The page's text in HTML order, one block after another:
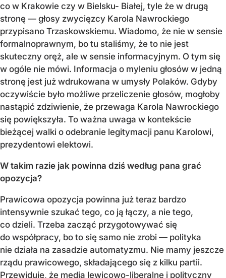
co w Krakowie czy w Bielsku- Białej, tyle że w drugą
stronę — głosy zwycięzcy Karola Nawrockiego
przypisano Trzaskowskiemu. Wiadomo, że nie w sensie
formalnoprawnym, bo tu staliśmy, że to nie jest
skuteczny oręż, ale w sensie informacyjnym. O tym się
w ogóle nie mówi. Informacja o myleniu głosów w jedną
stronę jest już wdrukowana w umysły Polaków. Gdyby
oczywiście było możliwe przeliczenie głosów, mogłoby
nastąpić zdziwienie, że przewaga Karola Nawrockiego
się powiększyła. To ważna uwaga w kontekście
bieżącej walki o odebranie legitymacji panu Karolowi,
prezydentowi elektowi.
W takim razie jak powinna dziś według pana grać
opozycja?
Prawicowa opozycja powinna już teraz bardzo
intensywnie szukać tego, co ją łączy, a nie tego,
co dzieli. Trzeba zacząć przygotowywać się
do współpracy, bo to się samo nie zrobi — polityka
nie działa na zasadzie automatyzmu. Nie mamy jeszcze
rządu prawicowego, składającego się z kilku partii.
Przewiduję, że media lewicowo-liberalne i polityczny